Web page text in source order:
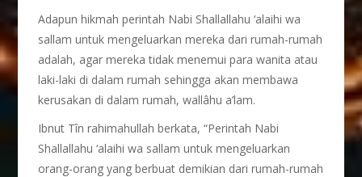
Adapun hikmah perintah Nabi Shallallahu ‘alaihi wa
sallam untuk mengeluarkan mereka dari rumah-rumah
adalah, agar mereka tidak menemui para wanita atau
laki-laki di dalam rumah sehingga akan membawa
kerusakan di dalam rumah, wallâhu a’lam.
Ibnut Tîn rahimahullah berkata, “Perintah Nabi
Shallallahu ‘alaihi wa sallam untuk mengeluarkan
orang-orang yang berbuat demikian dari rumah-rumah